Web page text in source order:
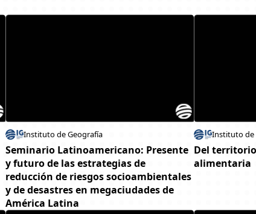
Instituto de Geografía
Seminario Latinoamericano: Presente
y futuro de las estrategias de
reducción de riesgos socioambientales
y de desastres en megaciudades de
América Latina
Instituto de
Del
alimentaria